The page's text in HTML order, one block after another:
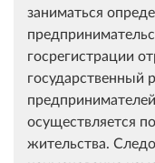
заниматься
госрегистрации
государственный
осуществляется
жительства.